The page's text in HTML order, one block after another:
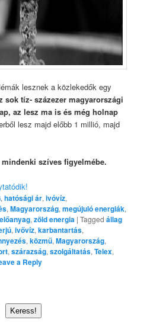
lesznek a közlekedők egy
sok tíz- százezer magyarországi
az lesz ma is és még holnap
lesz majd előbb 1 millió, majd
szíves figyelmébe.
,hatósági ár,ivóvíz,
,Magyarország,megújuló energiák,
,zöld energia |Tagged állag
,ivővíz,karbantartás,
,közmű,Magyarország,
,szárazság,szolgáltatás,Telex,
a Reply
Keress!